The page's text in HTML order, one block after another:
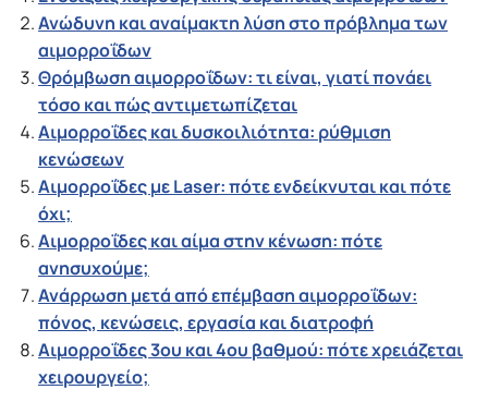
Ανώδυνη και αναίμακτη λύση στο πρόβλημα των
αιμορροΐδων
Θρόμβωση αιμορροΐδων: τι είναι, γιατί πονάει
τόσο και πώς αντιμετωπίζεται
Αιμορροΐδες και δυσκοιλιότητα: ρύθμιση
κενώσεων
Αιμορροΐδες με Laser: πότε ενδείκνυται και πότε
όχι;
Αιμορροΐδες και αίμα στην κένωση: πότε
ανησυχούμε;
Ανάρρωση μετά από επέμβαση αιμορροΐδων:
πόνος, κενώσεις, εργασία και διατροφή
Αιμορροΐδες 3ου και 4ου βαθμού: πότε χρειάζεται
χειρουργείο;